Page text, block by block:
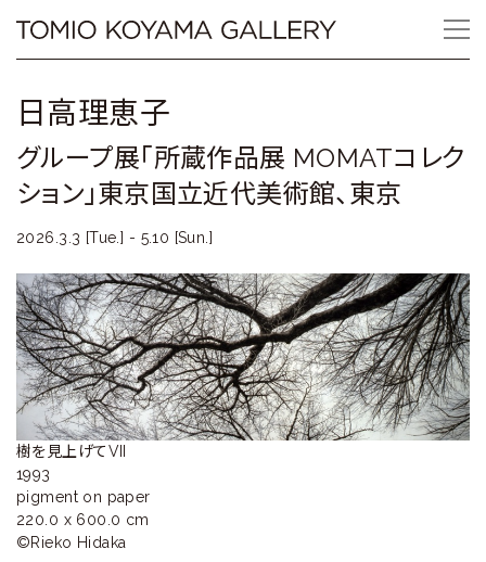
content
Tomio
Gallery
小
登
美
夫
ギ
ャ
ラ
リ
日高理恵子
グループ展「所蔵作品展 MOMATコレク
ション」東京国立近代美術館、東京
2026.3.3 [Tue.] - 5.10 [Sun.]
樹を見上げてVII
1993
pigment on paper
220.0 x 600.0 cm
©︎Rieko Hidaka